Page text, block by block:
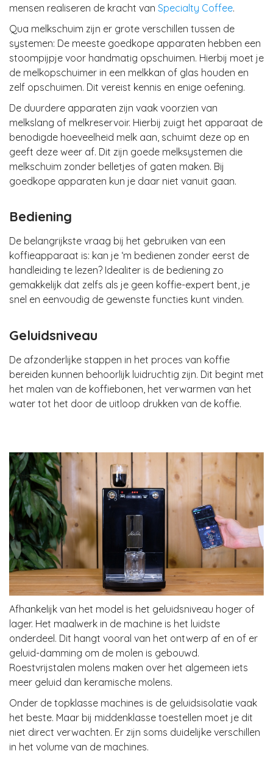
mensen realiseren de kracht van Specialty Coffee.
Qua melkschuim zijn er grote verschillen tussen de
systemen: De meeste goedkope apparaten hebben een
stoompijpje voor handmatig opschuimen. Hierbij moet je
de melkopschuimer in een melkkan of glas houden en
zelf opschuimen. Dit vereist kennis en enige oefening.
De duurdere apparaten zijn vaak voorzien van
melkslang of melkreservoir. Hierbij zuigt het apparaat de
benodigde hoeveelheid melk aan, schuimt deze op en
geeft deze weer af. Dit zijn goede melksystemen die
melkschuim zonder belletjes of gaten maken. Bij
goedkope apparaten kun je daar niet vanuit gaan.
Bediening
De belangrijkste vraag bij het gebruiken van een
koffieapparaat is: kan je ‘m bedienen zonder eerst de
handleiding te lezen? Idealiter is de bediening zo
gemakkelijk dat zelfs als je geen koffie-expert bent, je
snel en eenvoudig de gewenste functies kunt vinden.
Geluidsniveau
De afzonderlijke stappen in het proces van koffie
bereiden kunnen behoorlijk luidruchtig zijn. Dit begint met
het malen van de koffiebonen, het verwarmen van het
water tot het door de uitloop drukken van de koffie.
Afhankelijk van het model is het geluidsniveau hoger of
lager. Het maalwerk in de machine is het luidste
onderdeel. Dit hangt vooral van het ontwerp af en of er
geluid-damming om de molen is gebouwd.
Roestvrijstalen molens maken over het algemeen iets
meer geluid dan keramische molens.
Onder de topklasse machines is de geluidsisolatie vaak
het beste. Maar bij middenklasse toestellen moet je dit
niet direct verwachten. Er zijn soms duidelijke verschillen
in het volume van de machines.